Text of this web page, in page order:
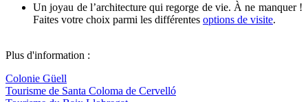
Un joyau de l’architecture qui regorge de vie. À ne manquer !
Faites votre choix parmi les différentes options de visite.
Plus d'information :
Colonie Güell
Tourisme de Santa Coloma de Cervelló